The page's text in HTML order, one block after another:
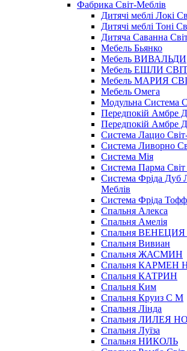
Фабрика Світ-Меблів
Дитячі меблі Локі
Дитячі меблі Тоні
Дитяча Саванна
Мебель Бьянко
Мебель ВИВАЛЬДИ
Мебель ЕШЛИ
Мебель МАРИЯ
Мебель Омега
Модульна Cистема
Передпокій Амбре
Передпокій Амбре
Система Лацио
Система Ливорно
Система Мія
Система Парма
Система Фріда Дуб
Меблів
Система Фріда
Спальня Алекса
Спальня Амелія
Спальня
Спальня Вивиан
Спальня ЖАСМИН
Спальня КАРМЕН
Спальня КАТРИН
Спальня Ким
Спальня Круиз С М
Спальня Лінда
Спальня ЛИЛЕЯ
Спальня Луїза
Спальня НИКОЛЬ